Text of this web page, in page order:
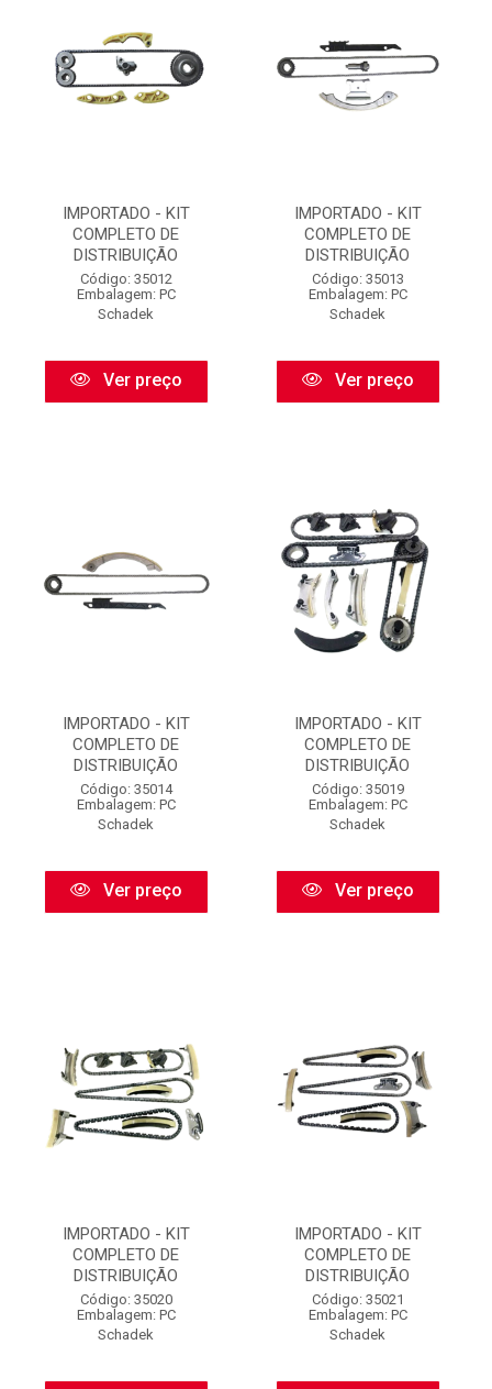
IMPORTADO - KIT
COMPLETO DE
DISTRIBUIÇÃO
Código: 35012
Embalagem: PC
Schadek
Ver preço
IMPORTADO - KIT
COMPLETO DE
DISTRIBUIÇÃO
Código: 35013
Embalagem: PC
Schadek
Ver preço
IMPORTADO - KIT
COMPLETO DE
DISTRIBUIÇÃO
Código: 35014
Embalagem: PC
Schadek
Ver preço
IMPORTADO - KIT
COMPLETO DE
DISTRIBUIÇÃO
Código: 35019
Embalagem: PC
Schadek
Ver preço
IMPORTADO - KIT
COMPLETO DE
DISTRIBUIÇÃO
Código: 35020
Embalagem: PC
Schadek
IMPORTADO - KIT
COMPLETO DE
DISTRIBUIÇÃO
Código: 35021
Embalagem: PC
Schadek